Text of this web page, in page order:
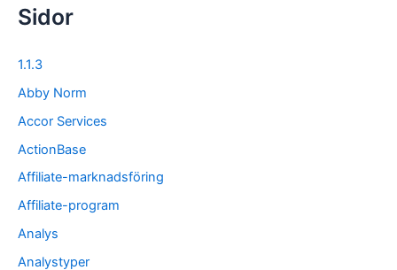
Sidor
1.1.3
Abby Norm
Accor Services
ActionBase
Affiliate-marknadsföring
Affiliate-program
Analys
Analystyper